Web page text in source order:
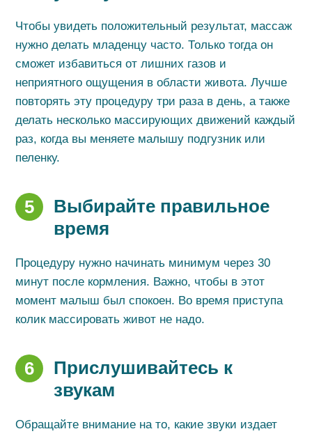
Чтобы увидеть положительный результат, массаж
нужно делать младенцу часто. Только тогда он
сможет избавиться от лишних газов и
неприятного ощущения в области живота. Лучше
повторять эту процедуру три раза в день, а также
делать несколько массирующих движений каждый
раз, когда вы меняете малышу подгузник или
пеленку.
5
Выбирайте правильное
время
Процедуру нужно начинать минимум через 30
минут после кормления. Важно, чтобы в этот
момент малыш был спокоен. Во время приступа
колик массировать живот не надо.
6
Прислушивайтесь к
звукам
Обращайте внимание на то, какие звуки издает